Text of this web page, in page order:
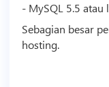
- MySQL 5.5 atau
Sebagian besar
hosting.